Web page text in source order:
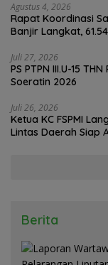
Agustus 4, 2026
Rapat Koordinasi
Banjir Langkat,
Juli 27, 2026
PS PTPN III.U-15
Soeratin 2026
Juli 26, 2026
Ketua KC FSPMI
Lintas Daerah Siap
Berita